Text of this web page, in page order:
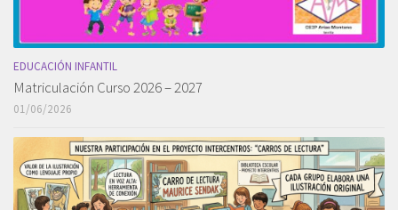
EDUCACIÓN INFANTIL
Matriculación Curso 2026 – 2027
01/06/2026